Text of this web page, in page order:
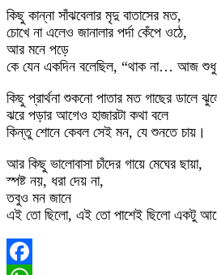
কিছু কান্না সাঁঝবেলার মৃদু বাতাসের মত,
চোখে না এলেও জানালার পর্দা কেঁপে ওঠে,
আর মনে পড়ে
কে যেন একদিন বলেছিল, “থাক না… আজ শুধু
কিছু প্রার্থনা শুকনো পাতার মত গাছের ডালে
ঝরে পড়ার আগেও হাজারটা কথা বলে
কিন্তু শোনে কেবল সেই মন, যে শুনতে চায়।
আর কিছু ভালোবাসা চাঁদের গায়ে মেঘের ছায়া,
স্পষ্ট নয়, ধরা দেয় না,
তবুও মন জানে
এই তো ছিলো, এই তো পাশেই ছিলো একটু